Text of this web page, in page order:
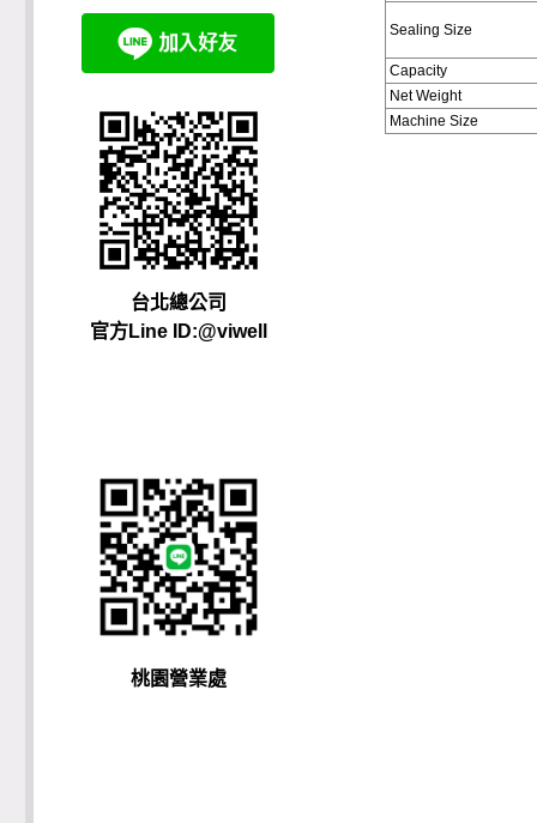
台北總公司
官方Line ID:@viwell
桃園營業處
Sealing Size
Capacity
Net Weight
Machine Size